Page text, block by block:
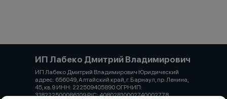
ИП Лабеко Дмитрий Владимирович
ИП Лабеко Дмитрий Владимирович Юридический
адрес: 656049, Алтайский край, г. Барнаул, пр. Ленина,
45, кв.9 ИНН: 222509405890 ОГРНИП:
318222500086109 Р/С: 40802810002740002778